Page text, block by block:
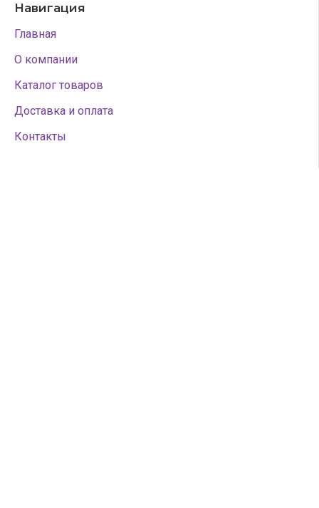
Навигация
Главная
О компании
Каталог товаров
Доставка и оплата
Контакты